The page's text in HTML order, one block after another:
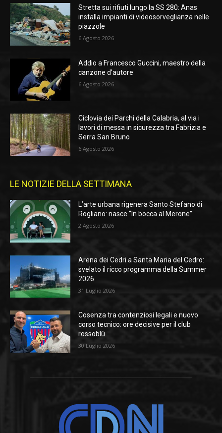
Stretta sui rifiuti lungo la SS 280: Anas
installa impianti di videosorveglianza nelle
piazzole
6 Agosto 2026
Addio a Francesco Guccini, maestro della
canzone d’autore
6 Agosto 2026
Ciclovia dei Parchi della Calabria, al via i
lavori di messa in sicurezza tra Fabrizia e
Serra San Bruno
6 Agosto 2026
LE NOTIZIE DELLA SETTIMANA
L’arte urbana rigenera Santo Stefano di
Rogliano: nasce “In bocca al Merone”
2 Agosto 2026
Arena dei Cedri a Santa Maria del Cedro:
svelato il ricco programma della Summer
2026
31 Luglio 2026
Cosenza tra contenziosi legali e nuovo
corso tecnico: ore decisive per il club
rossoblù
30 Luglio 2026